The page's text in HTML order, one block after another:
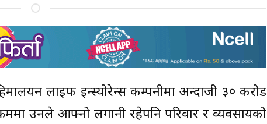
लाइफ इन्स्योरेन्स कम्पनीमा अन्दाजी ३० करोड
उनले आफ्नो लगानी रहेपनि परिवार र व्यवसायको